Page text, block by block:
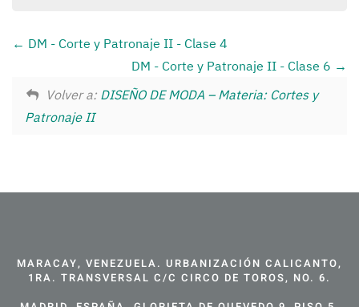
DM - Corte y Patronaje II - Clase 4
DM - Corte y Patronaje II - Clase 6
Volver a: DISEÑO DE MODA – Materia: Cortes y
Patronaje II
MARACAY, VENEZUELA. URBANIZACIÓN CALICANTO,
1RA. TRANSVERSAL C/C CIRCO DE TOROS, NO. 6.